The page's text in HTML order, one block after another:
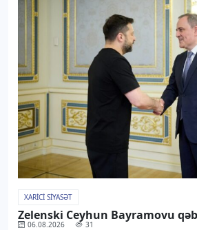
XARICI SIYASƏT
Zelenski Ceyhun Bayramovu
06.08.2026 31